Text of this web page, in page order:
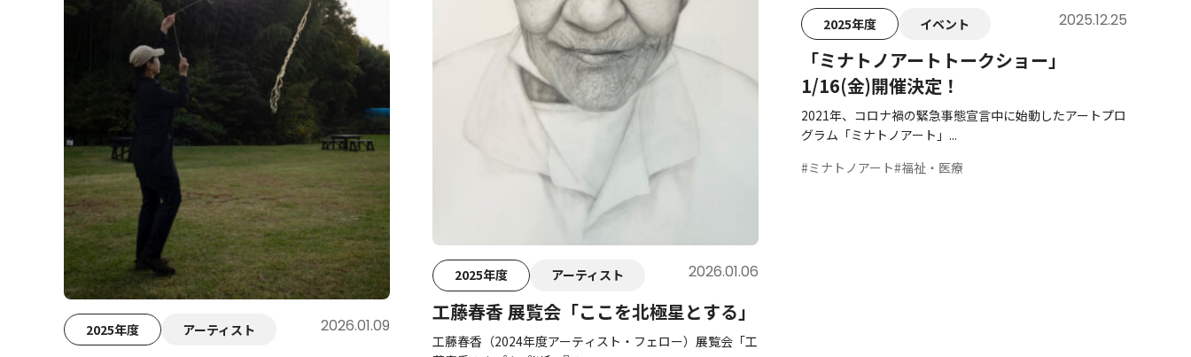
2025年度 アーティスト 2026.01.09
2025年度 アーティスト 2026.01.06
工藤春香 展覧会「ここを北極星とする」
工藤春香（2024年度アーティスト・フェロー）展覧会「工
2025年度 イベント 2025.12.25
「ミナトノアートトークショー」
1/16(金)開催決定！
2021年、コロナ禍の緊急事態宣言中に始動したアートプロ
グラム「ミナトノアート」...
#ミナトノアート#福祉・医療